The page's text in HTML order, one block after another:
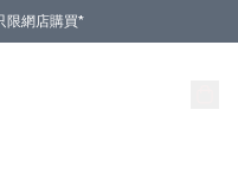
限網店購買*